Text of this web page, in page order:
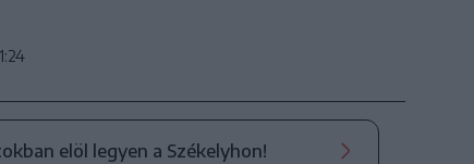
elöl legyen a Székelyhon!